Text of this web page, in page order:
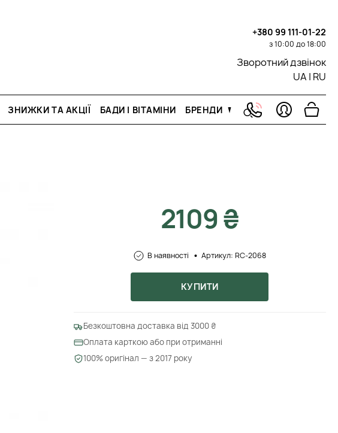
+380 99 111-01-22
з 10:00 до 18:00
Зворотний дзвінок
UA | RU
ЗНИЖКИ ТА АКЦІЇ БАДИ І ВІТАМІНИ БРЕНДИ
2109 ₴
В наявності Артикул: RC-2068
КУПИТИ
Безкоштовна доставка від 3000 ₴
Оплата карткою або при отриманні
100% оригінал — з 2017 року